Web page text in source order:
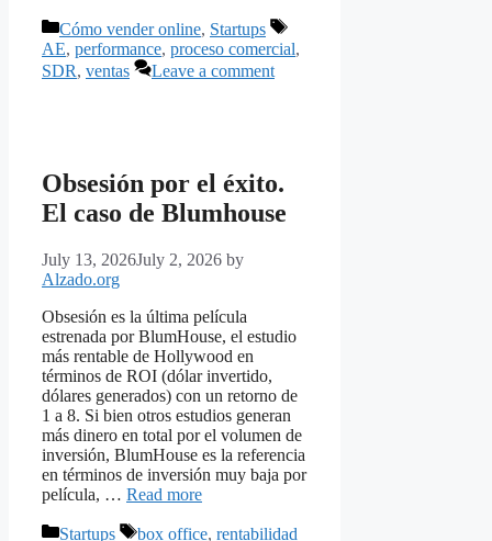
Categories
Cómo vender online, Startups
Tags
AE, performance, proceso comercial,
SDR, ventas Leave a comment
Obsesión por el éxito.
El caso de Blumhouse
July 13, 2026July 2, 2026 by
Alzado.org
Obsesión es la última película
estrenada por BlumHouse, el estudio
más rentable de Hollywood en
términos de ROI (dólar invertido,
dólares generados) con un retorno de
1 a 8. Si bien otros estudios generan
más dinero en total por el volumen de
inversión, BlumHouse es la referencia
en términos de inversión muy baja por
película, … Read more
Categories
Startups Tags
box office, rentabilidad